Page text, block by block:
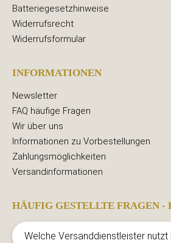
Batteriegesetzhinweise
Widerrufsrecht
Widerrufsformular
INFORMATIONEN
Newsletter
FAQ häufige Fragen
Wir über uns
Informationen zu Vorbestellungen
Zahlungsmöglichkeiten
Versandinformationen
HÄUFIG GESTELLTE FRAGEN -
Welche Versanddienstleister nutzt